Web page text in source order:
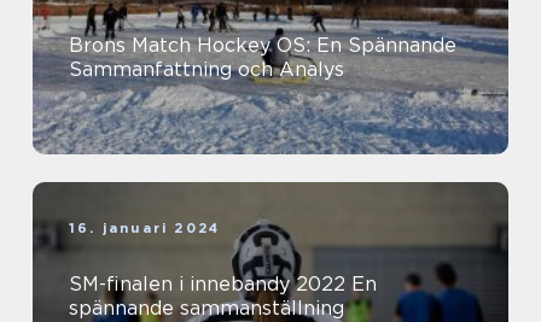
Brons Match Hockey OS: En Spännande
Sammanfattning och Analys
16. januari 2024
SM-finalen i innebandy 2022 En
spännande sammanställning